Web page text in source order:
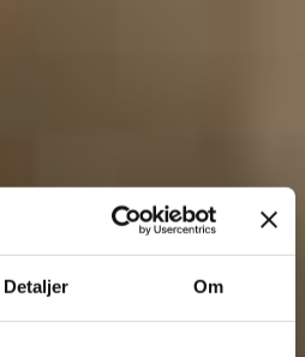
Detaljer Om